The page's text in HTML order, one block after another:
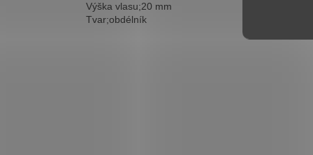
Výška vlasu;20 mm
Tvar;obdélník